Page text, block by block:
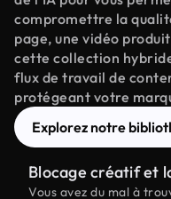
compromettre la
page, une vidéo
cette collection
flux de travail de
protégeant votre
Explorez notre
Blocage créatif et
Vous avez du mal à